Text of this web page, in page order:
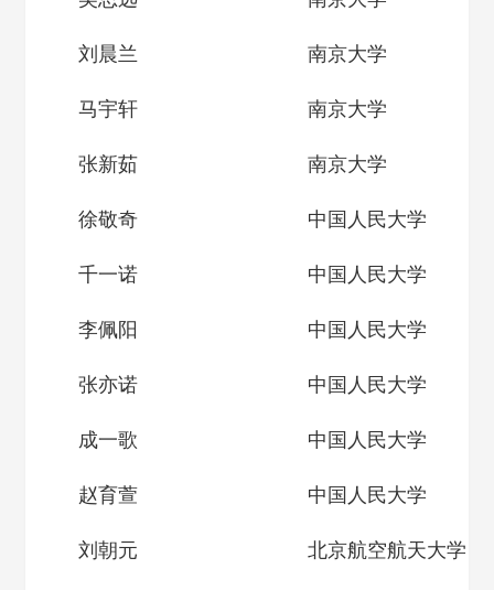
刘晨兰 南京大学
马宇轩 南京大学
张新茹 南京大学
徐敬奇 中国人民大学
千一诺 中国人民大学
李佩阳 中国人民大学
张亦诺 中国人民大学
成一歌 中国人民大学
赵育萱 中国人民大学
刘朝元 北京航空航天大学